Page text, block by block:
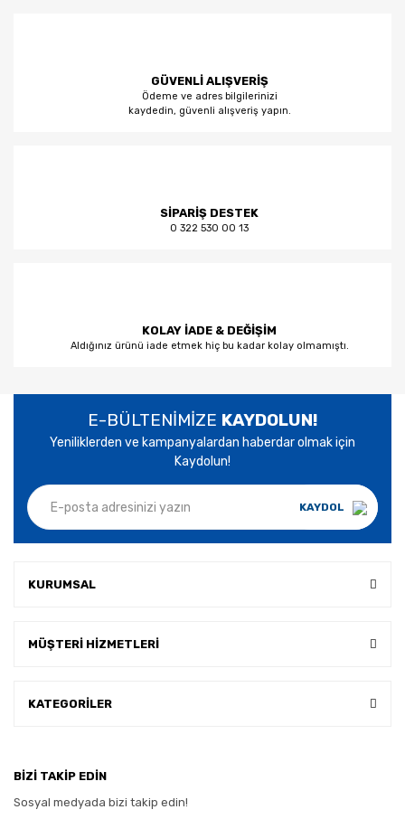
GÜVENLİ ALIŞVERİŞ
Ödeme ve adres bilgilerinizi
kaydedin, güvenli alışveriş yapın.
SİPARİŞ DESTEK
0 322 530 00 13
KOLAY İADE & DEĞİŞİM
Aldığınız ürünü iade etmek hiç bu kadar kolay olmamıştı.
E-BÜLTENİMİZE KAYDOLUN!
Yeniliklerden ve kampanyalardan haberdar olmak için
Kaydolun!
KAYDOL
KURUMSAL
MÜŞTERİ HİZMETLERİ
KATEGORİLER
BİZİ TAKİP EDİN
Sosyal medyada bizi takip edin!